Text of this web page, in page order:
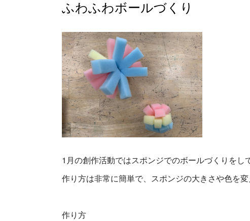
ふわふわボールづくり
1月の創作活動ではスポンジでのボールづくりをし
作り方は非常に簡単で、スポンジの大きさや色を
作り方